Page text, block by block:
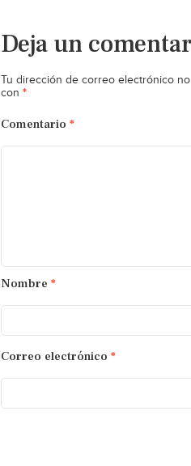
Deja un
Tu dirección de correo electrónico
con *
Comentario *
Nombre *
Correo electrónico *